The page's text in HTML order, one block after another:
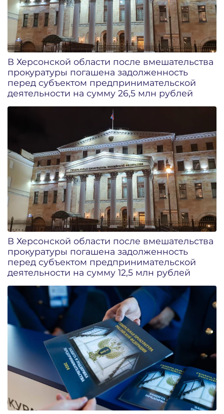
В Херсонской области после вмешательства
прокуратуры погашена задолженность
перед субъектом предпринимательской
деятельности на сумму 26,5 млн рублей
В Херсонской области после вмешательства
прокуратуры погашена задолженность
перед субъектом предпринимательской
деятельности на сумму 12,5 млн рублей